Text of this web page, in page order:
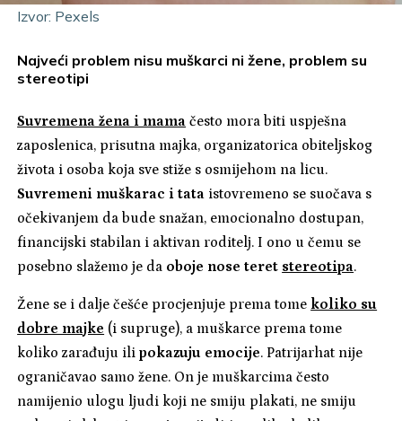
Izvor: Pexels
Najveći problem nisu muškarci ni žene, problem su
stereotipi
Suvremena žena i mama često mora biti uspješna
zaposlenica, prisutna majka, organizatorica obiteljskog
života i osoba koja sve stiže s osmijehom na licu.
Suvremeni muškarac i tata istovremeno se suočava s
očekivanjem da bude snažan, emocionalno dostupan,
financijski stabilan i aktivan roditelj. I ono u čemu se
posebno slažemo je da oboje nose teret stereotipa.
Žene se i dalje češće procjenjuje prema tome koliko su
dobre majke (i supruge), a muškarce prema tome
koliko zarađuju ilipokazuju emocije. Patrijarhat nije
ograničavao samo žene. On je muškarcima često
namijenio ulogu ljudi koji ne smiju plakati, ne smiju